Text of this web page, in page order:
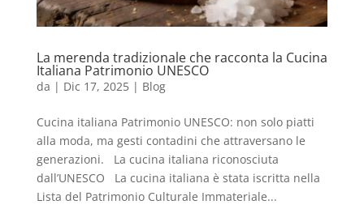
La merenda tradizionale che racconta la Cucina
Italiana Patrimonio UNESCO
da | Dic 17, 2025| Blog
Cucina italiana Patrimonio UNESCO: non solo piatti
alla moda, ma gesti contadini che attraversano le
generazioni. La cucina italiana riconosciuta
dall’UNESCO La cucina italiana è stata iscritta nella
Lista del Patrimonio Culturale Immateriale...